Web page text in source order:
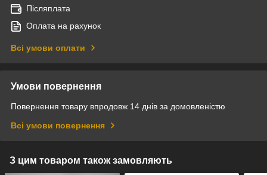
Післяплата
Оплата на рахунок
Всі умови оплати
Умови повернення
Повернення товару впродовж 14 днів за домовленістю
Всі умови повернення
З цим товаром також замовляють